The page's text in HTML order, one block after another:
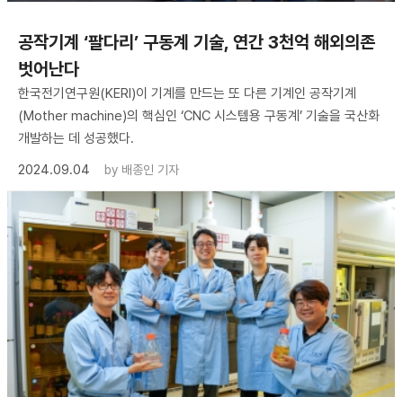
공작기계 ‘팔다리’ 구동계 기술, 연간 3천억 해외의존
벗어난다
한국전기연구원(KERI)이 기계를 만드는 또 다른 기계인 공작기계
(Mother machine)의 핵심인 ‘CNC 시스템용 구동계’ 기술을 국산화
개발하는 데 성공했다.
2024.09.04
by 배종인 기자